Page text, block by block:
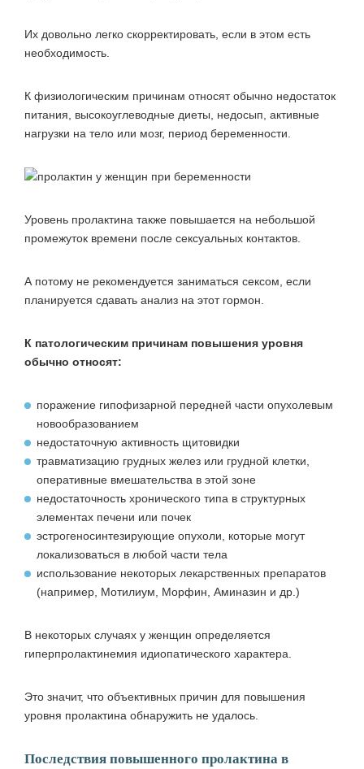
Их довольно легко скорректировать, если в этом есть
необходимость.
К физиологическим причинам относят обычно недостаток
питания, высокоуглеводные диеты, недосып, активные
нагрузки на тело или мозг, период беременности.
Уровень пролактина также повышается на небольшой
промежуток времени после сексуальных контактов.
А потому не рекомендуется заниматься сексом, если
планируется сдавать анализ на этот гормон.
К патологическим причинам повышения уровня
обычно относят:
поражение гипофизарной передней части опухолевым
новообразованием
недостаточную активность щитовидки
травматизацию грудных желез или грудной клетки,
оперативные вмешательства в этой зоне
недостаточность хронического типа в структурных
элементах печени или почек
эстрогеносинтезирующие опухоли, которые могут
локализоваться в любой части тела
использование некоторых лекарственных препаратов
(например, Мотилиум, Морфин, Аминазин и др.)
В некоторых случаях у женщин определяется
гиперпролактинемия идиопатического характера.
Это значит, что объективных причин для повышения
уровня пролактина обнаружить не удалось.
Последствия повышенного пролактина в